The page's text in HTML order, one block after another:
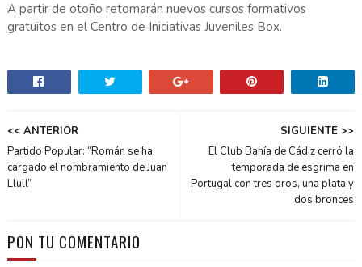
A partir de otoño retomarán nuevos cursos formativos
gratuitos en el Centro de Iniciativas Juveniles Box.
SIGUIENTE >>
El Club Bahía de Cádiz cerró la
temporada de esgrima en
Portugal con tres oros, una plata y
dos bronces
<< ANTERIOR
Partido Popular: “Román se ha
cargado el nombramiento de Juan
Llull”
PON TU COMENTARIO